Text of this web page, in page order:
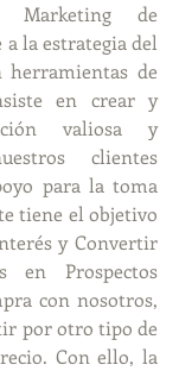
Marketing de
la estrategia del
herramientas de
en crear y
valiosa y
clientes
para la toma
tiene el objetivo
y Convertir
en Prospectos
con nosotros,
por otro tipo de
Con ello, la